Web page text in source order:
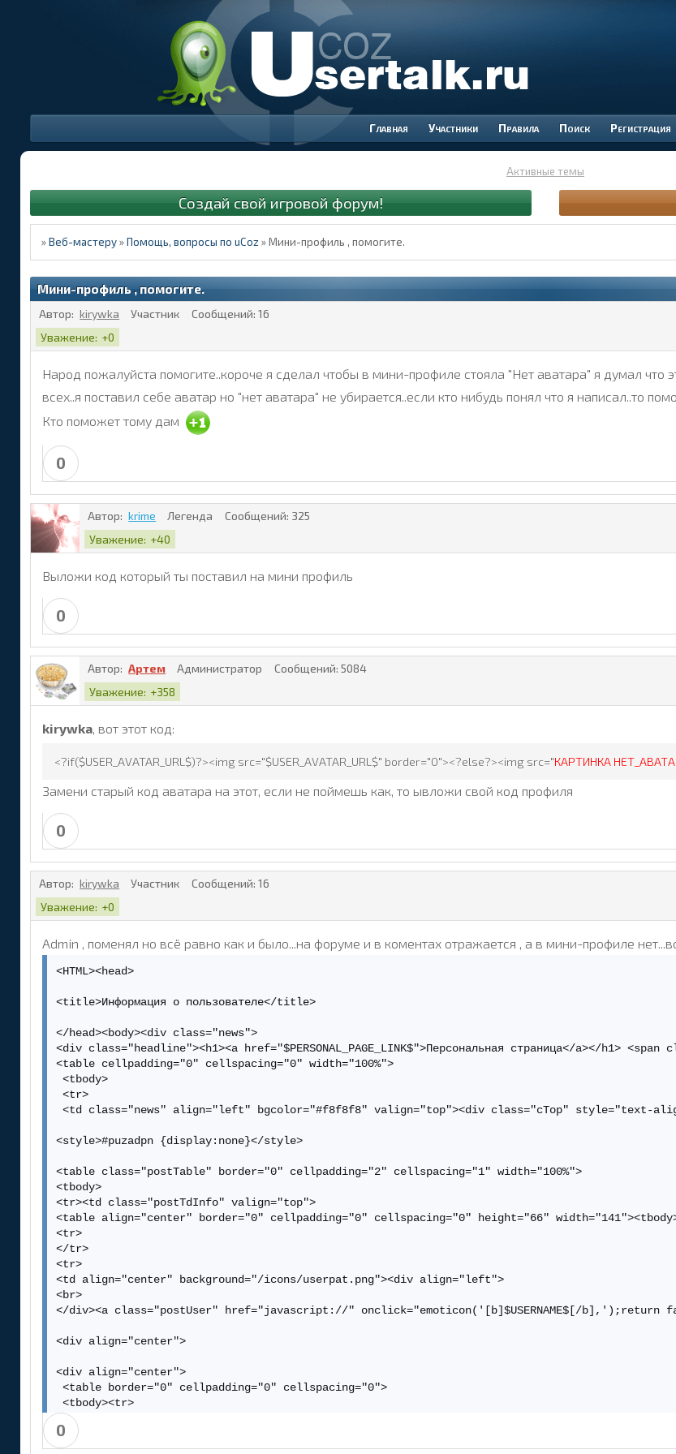
Участники Правила Поиск Регистрация
Активные темы
Создай свой игровой форум!
»Веб-мастеру »Помощь, вопросы по uCoz »Мини-профиль , помогите.
Мини-профиль , помогите.
Автор: kirywka Участник Сообщений: 16
Уважение: +0
Народ пожалуйста помогите..короче я сделал чтобы в мини-профиле стояла "Нет аватара" я думал что
всех..я поставил себе аватар но "нет аватара" не убирается..если кто нибудь понял что я написал..то
Кто поможет тому дам
0
Автор: krime Легенда Сообщений: 325
Уважение: +40
Выложи код который ты поставил на мини профиль
0
Автор: Артем Администратор Сообщений: 5084
Уважение: +358
kirywka , вот этот код:
<?if($USER_AVATAR_URL$)?><img src="$USER_AVATAR_URL$" border="0"><?else?><img src="КАРТИНКА
Замени старый код аватара на этот, если не поймешь как, то ывложи свой код профиля
0
Автор: kirywka Участник Сообщений: 16
Уважение: +0
Admin , поменял но всё равно как и было...на форуме и в коментах отражается , а в мини-профиле
<HTML><head>
<title>Информация о пользователе</title>
</head><body><div class="news">
<div class="headline"><h1><a href="$PERSONAL_PAGE_LINK$">Персональная страница</a></h1>
<table cellpadding="0" cellspacing="0" width="100%">
<tbody>
<tr>
<td class="news" align="left" bgcolor="#f8f8f8" valign="top"><div class="cTop" style="text-
<style>#puzadpn {display:none}</style>
<table class="postTable" border="0" cellpadding="2" cellspacing="1" width="100%">
<tbody>
<tr><td class="postTdInfo" valign="top">
<table align="center" border="0" cellpadding="0" cellspacing="0" height="66"
<tr>
</tr>
<tr>
<td align="center" background="/icons/userpat.png"><div align="left">
<br>
</div><a class="postUser" href="javascript://" onclick="emoticon('[b]$USERNAME$[/b],');return
<div align="center">
<div align="center">
<table border="0" cellpadding="0" cellspacing="0">
<tbody><tr>
<td background="https://freemanager.ucoz.com/_ph/2/2/172831049.png" height="17" width="17">
<br></td>
<td background="https://freemanager.ucoz.com/_ph/2/2/751180000.png" height="17">
0